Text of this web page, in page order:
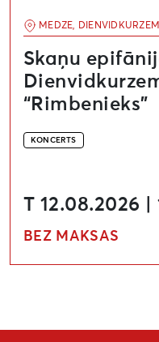
MEDZE,
Skaņu
“Rimbenieks”
KONCERTS
T 12.08.2026 |
BEZ MAKSAS